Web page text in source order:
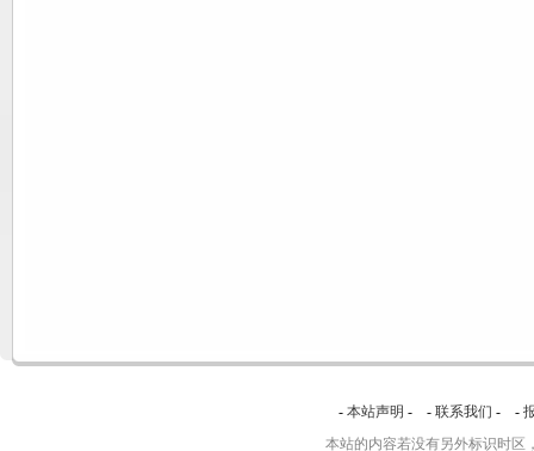
- 本站声明 - - 联系我们 - -
本站的内容若没有另外标识时区